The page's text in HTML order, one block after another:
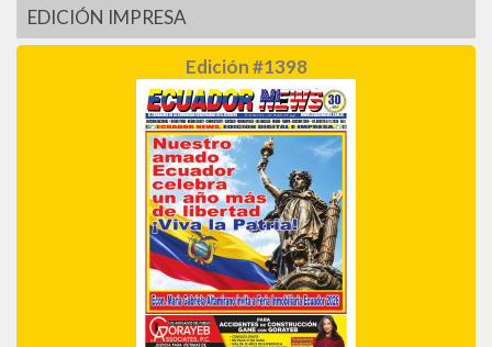
EDICIÓN IMPRESA
Edición #1398